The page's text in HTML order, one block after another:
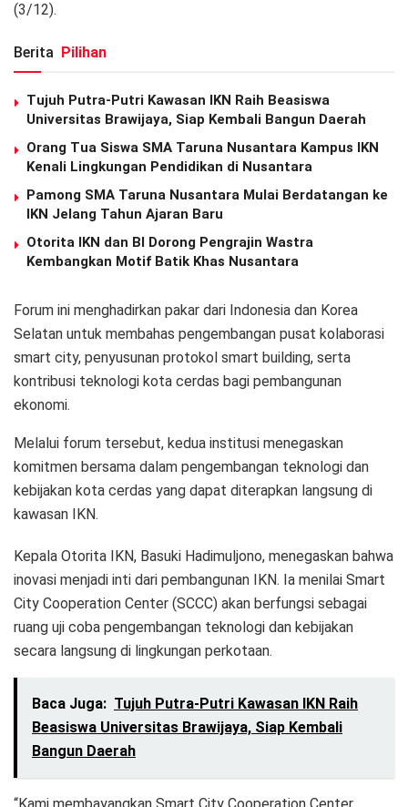
(3/12).
Berita Pilihan
Tujuh Putra-Putri Kawasan IKN Raih Beasiswa
Universitas Brawijaya, Siap Kembali Bangun Daerah
Orang Tua Siswa SMA Taruna Nusantara Kampus IKN
Kenali Lingkungan Pendidikan di Nusantara
Pamong SMA Taruna Nusantara Mulai Berdatangan ke
IKN Jelang Tahun Ajaran Baru
Otorita IKN dan BI Dorong Pengrajin Wastra
Kembangkan Motif Batik Khas Nusantara
Forum ini menghadirkan pakar dari Indonesia dan Korea
Selatan untuk membahas pengembangan pusat kolaborasi
smart city, penyusunan protokol smart building, serta
kontribusi teknologi kota cerdas bagi pembangunan
ekonomi.
Melalui forum tersebut, kedua institusi menegaskan
komitmen bersama dalam pengembangan teknologi dan
kebijakan kota cerdas yang dapat diterapkan langsung di
kawasan IKN.
Kepala Otorita IKN, Basuki Hadimuljono, menegaskan bahwa
inovasi menjadi inti dari pembangunan IKN. Ia menilai Smart
City Cooperation Center (SCCC) akan berfungsi sebagai
ruang uji coba pengembangan teknologi dan kebijakan
secara langsung di lingkungan perkotaan.
Baca Juga: Tujuh Putra-Putri Kawasan IKN Raih
Beasiswa Universitas Brawijaya, Siap Kembali
Bangun Daerah